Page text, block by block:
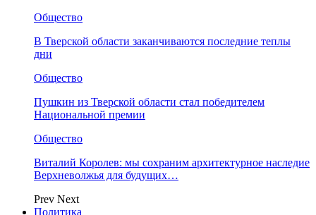
Общество
В Тверской области заканчиваются последние теплы
дни
Общество
Пушкин из Тверской области стал победителем
Национальной премии
Общество
Виталий Королев: мы сохраним архитектурное наследие
Верхневолжья для будущих…
Prev Next
Политика